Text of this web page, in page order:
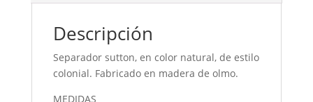
Descripción
Separador sutton, en color natural, de estilo
colonial. Fabricado en madera de olmo.
MEDIDAS